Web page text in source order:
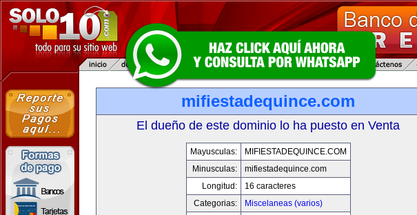
mifiestadequince.com
El dueño de este dominio lo ha puesto en Venta
Mayusculas:
MIFIESTADEQUINCE.COM
Minusculas:
mifiestadequince.com
Longitud:
16 caracteres
Categorias:
Miscelaneas (varios)